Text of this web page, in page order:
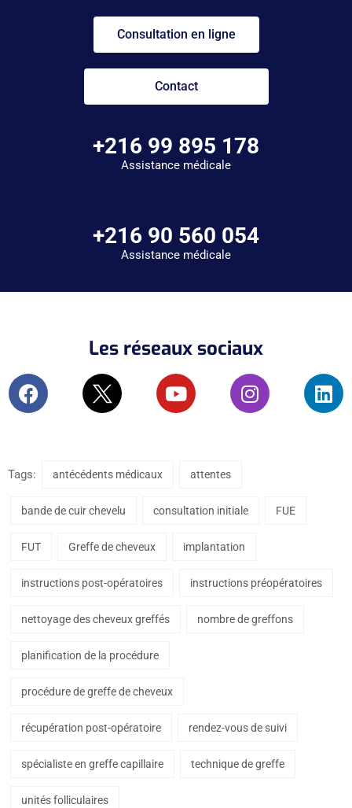
Consultation en ligne
Contact
+216 99 895 178
Assistance médicale
+216 90 560 054
Assistance médicale
Les réseaux sociaux
Tags: antécédents médicaux attentes
bande de cuir chevelu consultation initiale FUE
FUT Greffe de cheveux implantation
instructions post-opératoires instructions préopératoires
nettoyage des cheveux greffés nombre de greffons
planification de la procédure
procédure de greffe de cheveux
récupération post-opératoire rendez-vous de suivi
spécialiste en greffe capillaire technique de greffe
unités folliculaires